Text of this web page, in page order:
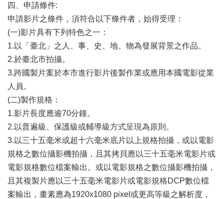
歷
年
文
化
節
慶
廉
政
專
區
珍
貴
文
化
資
源
四、申請條件:
申請影片之條件，須符合以下條件者，始得受理：
(一)影片具有下列特色之一：
1.以「臺北」之人、事、史、地、物為發展背景之作品。
2.於臺北市拍攝。
3.跨國製片案於本市進行影片後製作業或應用本國電影從業
人員。
(二)製作規格：
1.影片長度應逾70分鐘。
2.以普遍級、保護級或輔導級方式呈現為原則。
3.以三十五毫米或超十六毫米底片以上規格拍攝，或以電影
規格之數位攝影機拍攝，且其拷貝應以三十五毫米電影片或
電影規格數位檔案輸出。或以電影規格之數位攝影機拍攝，
且其複製片應以三十五毫米電影片或電影規格DCP數位檔
案輸出，畫素應為1920x1080 pixel或更高等級之解析度，